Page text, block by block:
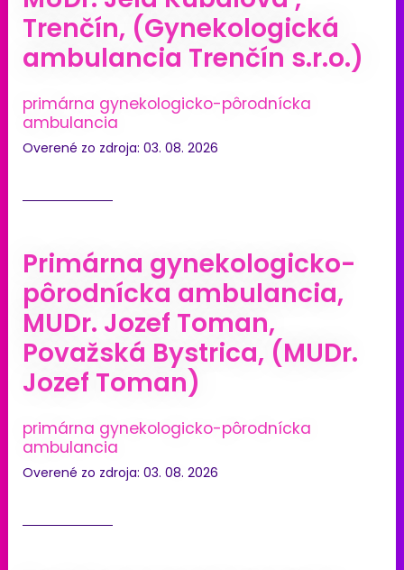
Trenčín, (Gynekologická
ambulancia Trenčín s.r.o.)
primárna gynekologicko-pôrodnícka
ambulancia
Overené zo zdroja: 03. 08. 2026
Primárna gynekologicko-
pôrodnícka ambulancia,
MUDr. Jozef Toman,
Považská Bystrica, (MUDr.
Jozef Toman)
primárna gynekologicko-pôrodnícka
ambulancia
Overené zo zdroja: 03. 08. 2026